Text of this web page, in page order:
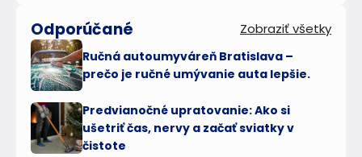
Odporúčané Zobraziť všetky
Ručná autoumyváreň Bratislava –
prečo je ručné umývanie auta lepšie.
Predvianočné upratovanie: Ako si
ušetriť čas, nervy a začať sviatky v
čistote